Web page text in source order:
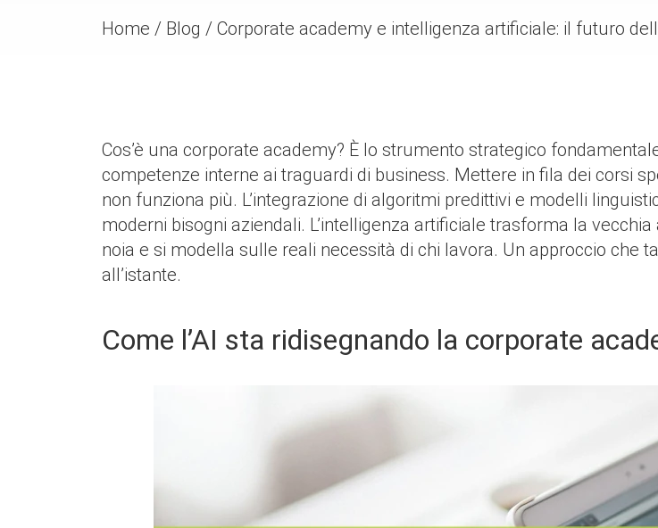
Home / Blog / Corporate academy e intelligenza artificiale: il futuro
Cos’è una corporate academy? È lo strumento strategico
competenze interne ai traguardi di business. Mettere in fila dei corsi
non funziona più. L’integrazione di algoritmi predittivi e modelli
moderni bisogni aziendali. L’intelligenza artificiale trasforma la
noia e si modella sulle reali necessità di chi lavora. Un approccio che
all’istante.
Come l’AI sta ridisegnando la corporate